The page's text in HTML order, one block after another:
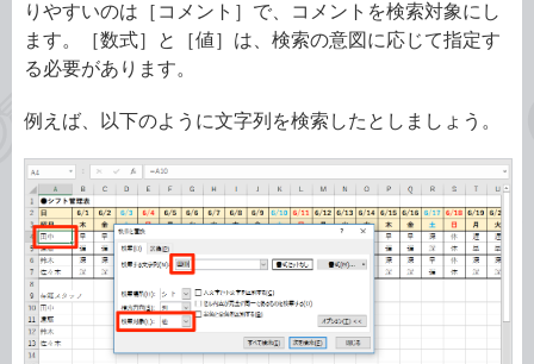
りやすいのは［コメント］で、コメントを検索対象にし
ます。［数式］と［値］は、検索の意図に応じて指定す
る必要があります。
例えば、以下のように文字列を検索したとしましょう。